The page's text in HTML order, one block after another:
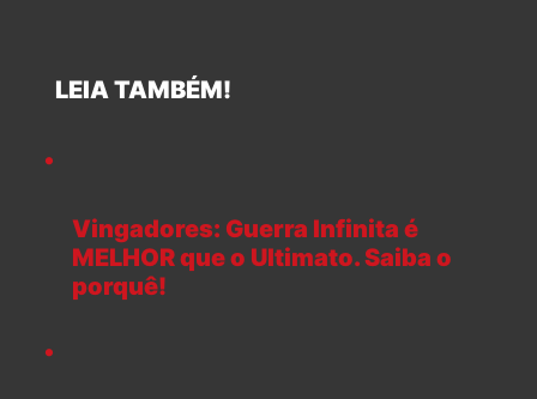
LEIA TAMBÉM!
Vingadores: Guerra Infinita é
MELHOR que o Ultimato. Saiba o
porquê!